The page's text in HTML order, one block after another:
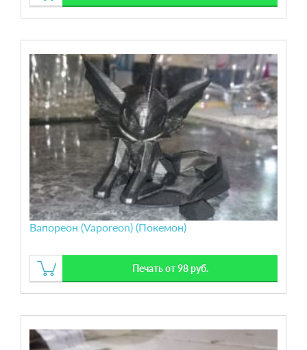
Вапореон (Vaporeon) (Покемон)
Печать от 98 руб.